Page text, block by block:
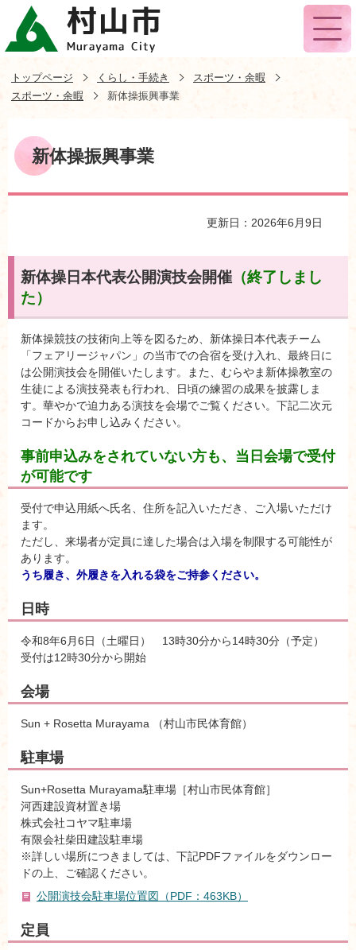
トップページ くらし・手続き
スポーツ・余暇
スポーツ・余暇
新体操振興事業
新体操振興事業
更新日：2026年6月9日
新体操日本代表公開演技会開催 （終了しまし
た）
新体操競技の技術向上等を図るため、新体操日本代表チーム
「フェアリージャパン」の当市での合宿を受け入れ、最終日に
は公開演技会を開催いたします。また、むらやま新体操教室の
生徒による演技発表も行われ、日頃の練習の成果を披露しま
す。華やかで迫力ある演技を会場でご覧ください。下記二次元
コードからお申し込みください。
事前申込みをされていない方も、当日会場で受付
が可能です
受付で申込用紙へ氏名、住所を記入いただき、ご入場いただけ
ます。
ただし、来場者が定員に達した場合は入場を制限する可能性が
あります。
うち履き、外履きを入れる袋をご持参ください。
日時
令和8年6月6日（土曜日） 13時30分から14時30分（予定）
受付は12時30分から開始
会場
Sun + Rosetta Murayama （村山市民体育館）
駐車場
Sun+Rosetta Murayama駐車場［村山市民体育館］
河西建設資材置き場
株式会社コヤマ駐車場
有限会社柴田建設駐車場
※詳しい場所につきましては、下記PDFファイルをダウンロー
ドの上、ご確認ください。
公開演技会駐車場位置図（PDF：463KB）
定員